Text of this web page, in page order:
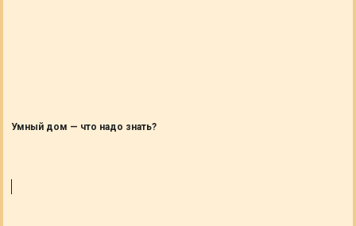
Умный дом — что надо знать?